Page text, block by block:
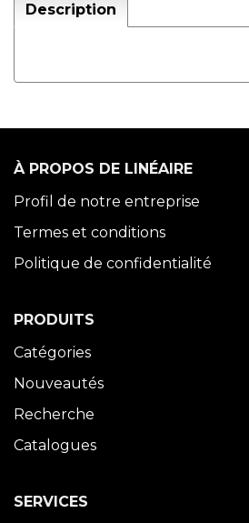
Description
À PROPOS DE LINÉAIRE
Profil de notre entreprise
Termes et conditions
Politique de confidentialité
PRODUITS
Catégories
Nouveautés
Recherche
Catalogues
SERVICES